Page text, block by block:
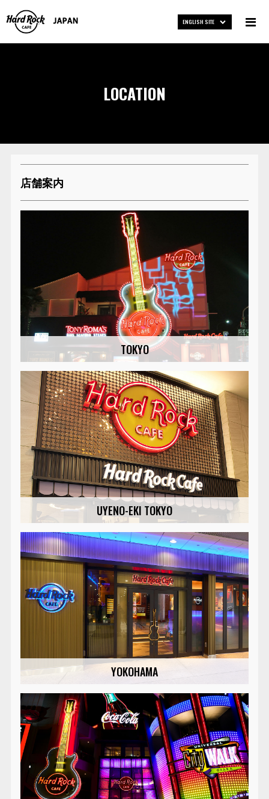
ENGLISH SITE
LOCATION
店舗案内
TOKYO
UYENO-EKI TOKYO
YOKOHAMA